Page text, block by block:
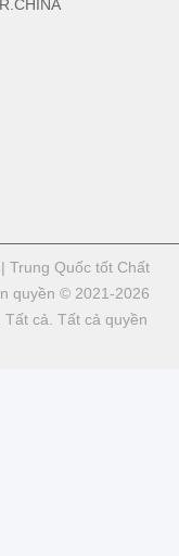
| Trung Quốc tốt Chất
quyền © 2021-2026
Tất cả. Tất cả quyền